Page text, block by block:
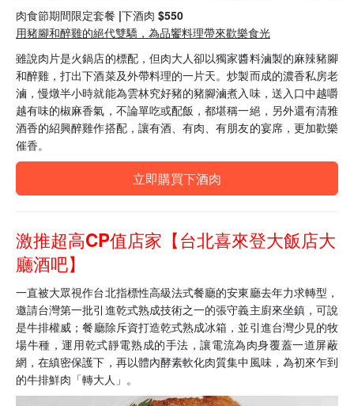
肉食節期間限定套餐 |下酒肉 $550
用豬腳和醉雞的絕代雙驕，為品饗料理帶來歡樂食光
雖說肉片是火鍋店的標配，但肉大人卻以獨家醬料滷製的麻辣豬腳
和醉雞，打出下酒菜及外帶料理的一片天。炒製而成的濃香私房老
滷，慢燉半小時就能為雲林究好豬的豬腳滷煮入味，送入口中越嚼
越有味的椒麻香氣，不論單吃或配飯，都堪稱一絕，另外還有清雅
酒香的紹興醉雞作搭配，讓有酒、有肉、有朋友的宴席，更加歡樂
催香。
立即購買下酒肉
激推超高CP值店家【台北喜來登大飯店大
廳酒吧】
一直被大眾視作台北指標性高級法式餐廳的安東廳去年力求轉型，
邀請台灣第一批引進乾式熟成技術之一的張守義主廚來坐鎮，可說
是牛排權威；餐廳除斥資打造乾式熟成冰箱，並引進台灣少見的牧
場牛種，運用乾式靜電熟成的手法，讓電流為肉身覆蓋一道屏蔽
網，在縝密保護下，再以體內酵素軟化肉質集中風味，為初來乍到
的牛排鮮肉「轉大人」。